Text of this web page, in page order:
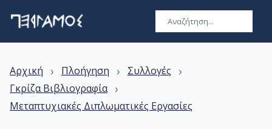
Αρχική › Πλοήγηση › Συλλογές ›
Γκρίζα Βιβλιογραφία ›
Μεταπτυχιακές Διπλωματικές Εργασίες